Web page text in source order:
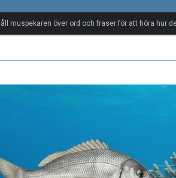
muspekaren över ord och fraser för att höra hur